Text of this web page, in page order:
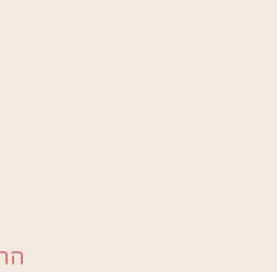
החל מ- 1.9.26 – חלל